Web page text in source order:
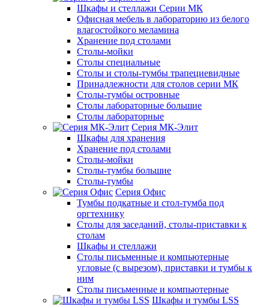
Шкафы и стеллажи Серии МК
Офисная мебель в лабораторию из белого
влагостойкого меламина
Хранение под столами
Столы-мойки
Столы специальные
Столы и столы-тумбы трапециевидные
Принадлежности для столов серии МК
Столы-тумбы островные
Столы лабораторные большие
Столы лабораторные
Серия МК-Элит
Шкафы для хранения
Хранение под столами
Столы-мойки
Столы-тумбы большие
Столы-тумбы
Серия Офис
Тумбы подкатные и стол-тумба под
оргтехнику
Столы для заседаний, столы-приставки к
столам
Шкафы и стеллажи
Столы письменные и компьютерные
угловые (с вырезом), приставки и тумбы к
ним
Столы письменные и компьютерные
Шкафы и тумбы LSS